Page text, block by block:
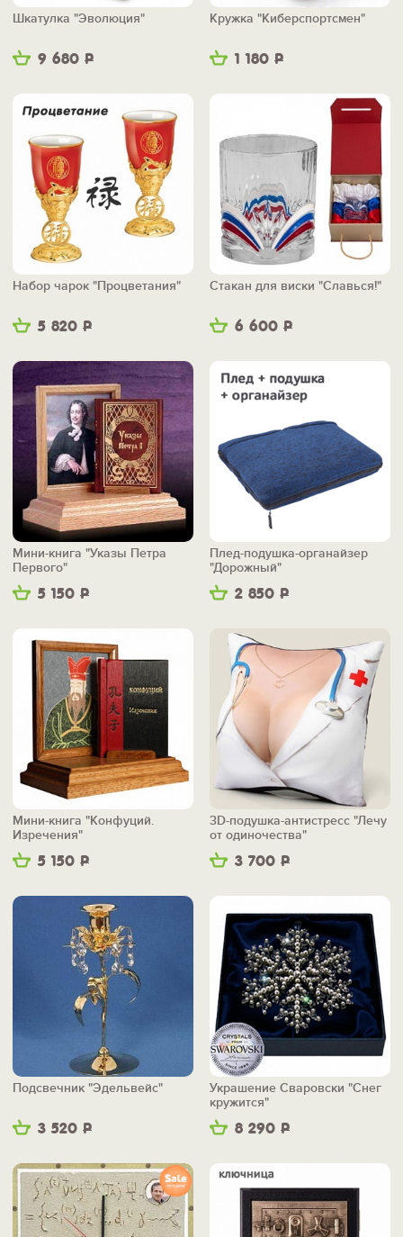
9 680 Р
Шкатулка "Эволюция"
1 180 Р
Кружка "Киберспортсмен"
5 820 Р
Набор чарок "Процветания"
6 600 Р
Стакан для виски "Славься!"
5 150 Р
Мини-книга "Указы Петра
Первого"
2 850 Р
Плед-подушка-органайзер
"Дорожный"
5 150 Р
Мини-книга "Конфуций.
Изречения"
3 700 Р
3D-подушка-антистресс "Лечу
от одиночества"
3 520 Р
Подсвечник "Эдельвейс"
8 290 Р
Украшение Сваровски "Снег
кружится"